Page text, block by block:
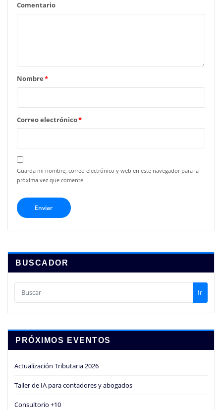
Comentario
Nombre*
Correo electrónico*
Guarda mi nombre, correo electrónico y web en este navegador para la
próxima vez que comente.
BUSCADOR
Ir
PRÓXIMOS EVENTOS
Actualización Tributaria 2026
Taller de IA para contadores y abogados
Consultorio +10